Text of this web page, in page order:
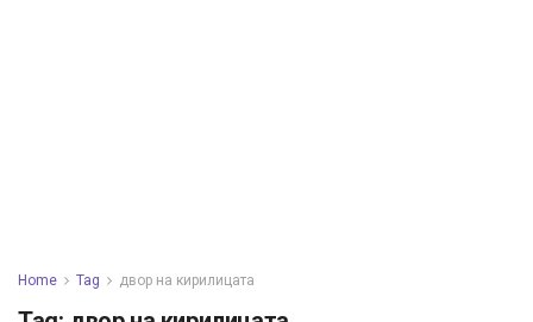
Home Tag двор на кирилицата